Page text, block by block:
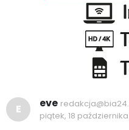
E eve
piątek, 18 października